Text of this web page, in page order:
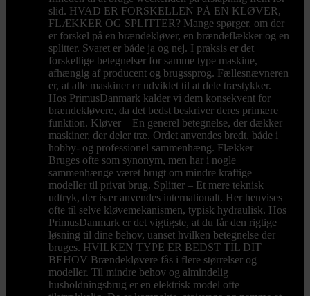
slid. HVAD ER FORSKELLEN PÅ EN KLØVER,
FLÆKKER OG SPLITTER? Mange spørger, om der
er forskel på en brændekløver, en brændeflækker og en
splitter. Svaret er både ja og nej. I praksis er det
forskellige betegnelser for samme type maskine,
afhængig af producent og brugssprog. Fællesnævneren
er, at alle maskiner er udviklet til at dele træstykker.
Hos PrimusDanmark kalder vi dem konsekvent for
brændekløvere, da det bedst beskriver deres primære
funktion. Kløver – En generel betegnelse, der dækker
maskiner, der deler træ. Ordet anvendes bredt, både i
hobby- og professionel sammenhæng. Flækker –
Bruges ofte som synonym, men har i nogle
sammenhænge været brugt om mindre kraftige
modeller til privat brug. Splitter – Et mere teknisk
udtryk, der især anvendes internationalt. Her henvises
ofte til selve kløvemekanismen, typisk hydraulisk. Hos
PrimusDanmark er det vigtigste, at du får den rigtige
løsning til dine behov, uanset hvilken betegnelse der
bruges. HVILKEN TYPE ER BEDST TIL DIT
BEHOV Brændekløvere fås i flere størrelser og
modeller. Til mindre behov og almindelig
husholdningsbrug er en elektrisk model ofte